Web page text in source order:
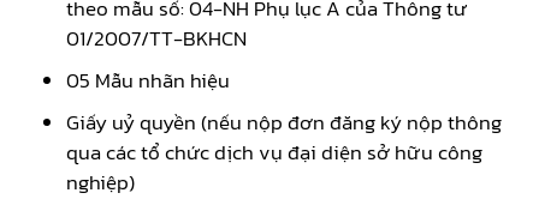
theo mẫu số: 04-NH Phụ lục A của Thông tư
01/2007/TT-BKHCN
05 Mẫu nhãn hiệu
Giấy uỷ quyền (nếu nộp đơn đăng ký nộp thông
qua các tổ chức dịch vụ đại diện sở hữu công
nghiệp)